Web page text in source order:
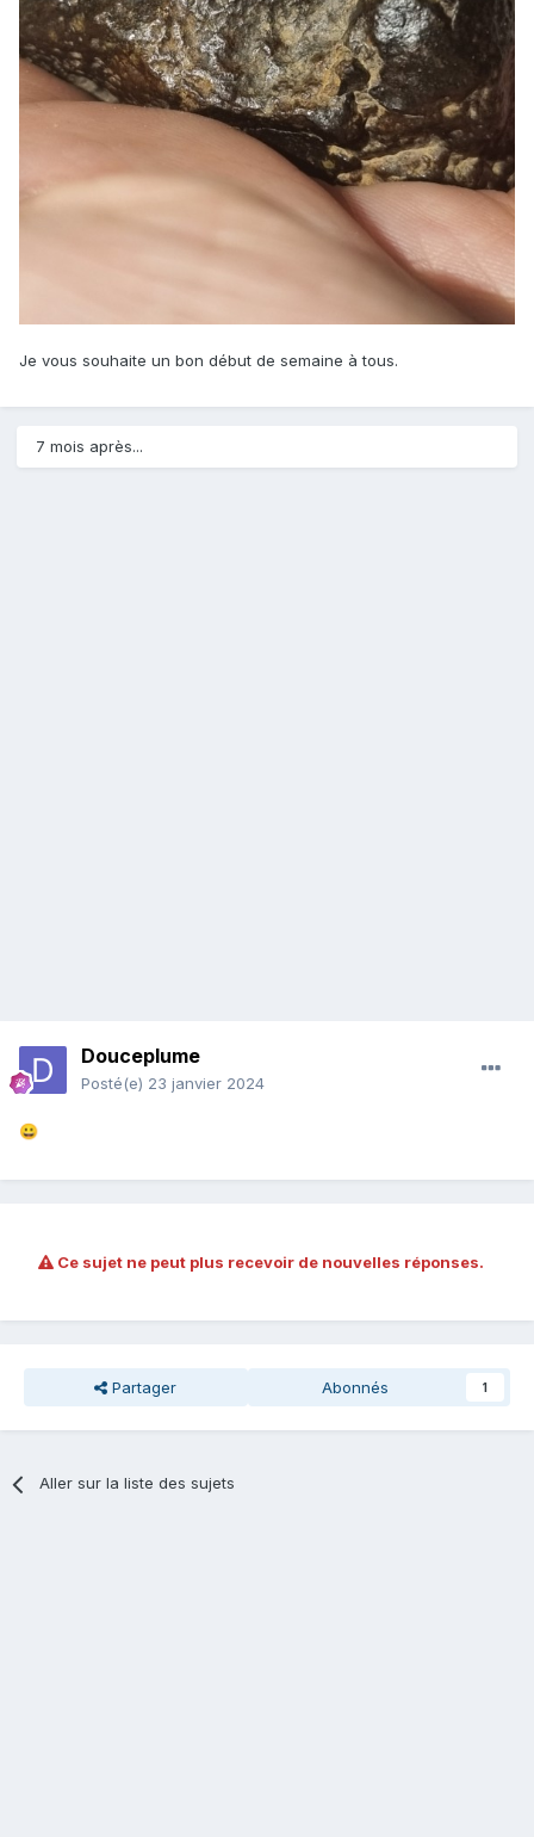
Je vous souhaite un bon début de semaine à tous.
7 mois après...
Douceplume
Posté(e) 23 janvier 2024
😀
Ce sujet ne peut plus recevoir de nouvelles réponses.
Partager Abonnés 1
Aller sur la liste des sujets